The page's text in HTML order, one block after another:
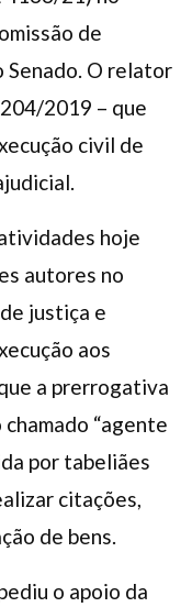
de
Senado. O relator
2019 – que
civil de
hoje
autores no
justiça e
aos
a prerrogativa
“agente
por tabeliães
citações,
de bens.
o apoio da